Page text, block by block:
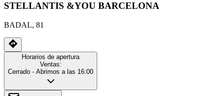
STELLANTIS &YOU BARCELONA
BADAL, 81
Horarios de apertura
Ventas:
Cerrado - Abrimos a las 16:00